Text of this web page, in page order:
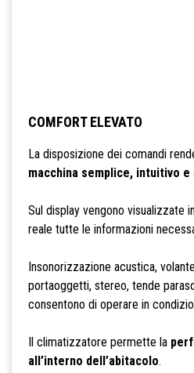
COMFORT ELEVATO
La disposizione dei comandi
macchina semplice, intuitivo
Sul display vengono visualizzate
reale tutte le informazioni
Insonorizzazione acustica,
portaoggetti, stereo, tende
consentono di operare in
Il climatizzatore permette la
all’interno dell’abitacolo.